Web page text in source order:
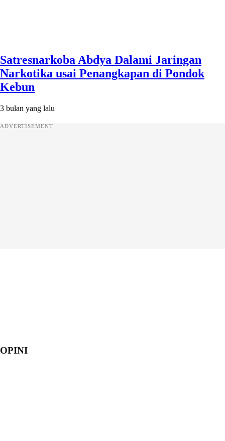
Satresnarkoba Abdya Dalami Jaringan
Narkotika usai Penangkapan di Pondok
Kebun
3 bulan yang lalu
ADVERTISEMENT
OPINI